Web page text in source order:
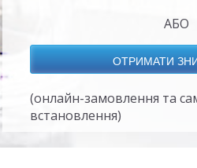
АБО
(онлайн-замовлення та
встановлення)